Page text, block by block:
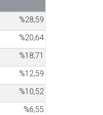
%28,59
%20,64
%18,71
%12,59
%10,52
%6,55